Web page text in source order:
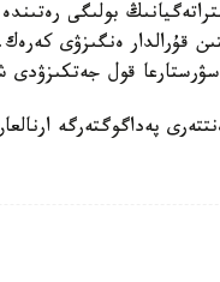
بولىگى
قۇرالدار ەنگىزۋى
قول